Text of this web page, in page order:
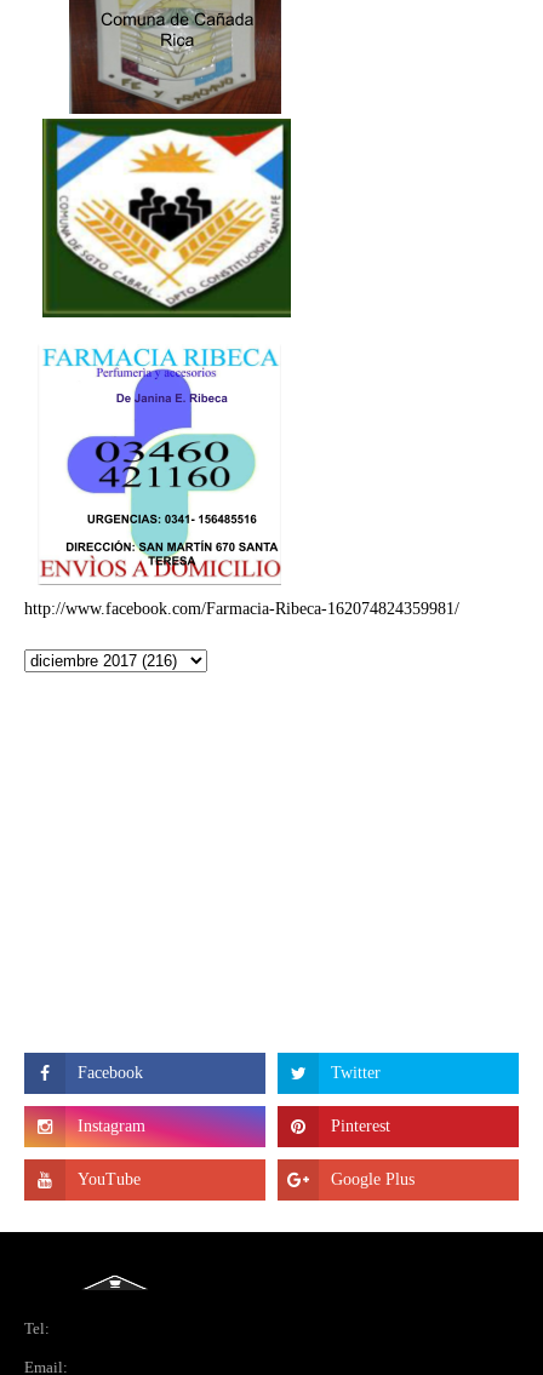
http://www.facebook.com/Farmacia-Ribeca-162074824359981/
Tel:
Email: